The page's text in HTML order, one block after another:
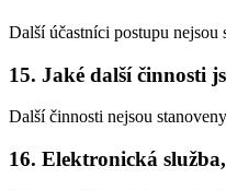
Další účastníci postupu nejsou
15. Jaké další činnosti
Další činnosti nejsou
16. Elektronická